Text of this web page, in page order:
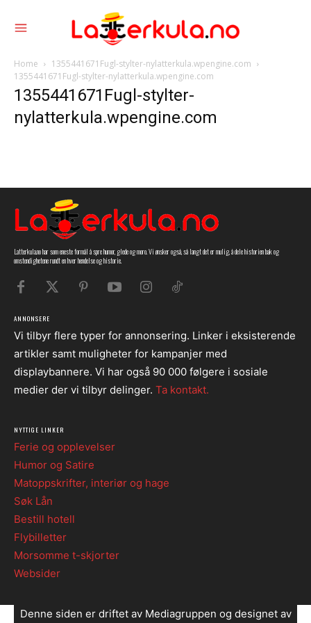
Home
1355441671Fugl-stylter-nylatterkula.wpengine.com
1355441671Fugl-stylter-nylatterkula.wpengine.com
1355441671Fugl-stylter-
nylatterkula.wpengine.com
Latterkula.no har som eneste formål å spre humor, glede og moro. Vi ønsker også, så langt det er mulig, å dele historien bak og
omstendighetene rundt en hver hendelse og historie.
ANNONSERE
Vi tilbyr flere typer for annonsering. Linker i eksisterende
artikler samt muligheter for kampanjer med
displaybannere. Vi har også 90 000 følgere i sosiale
medier der vi tilbyr delinger. Ta kontakt.
NYTTIGE LINKER
Ferie og opplevelser
Humor og Satire
Matoppskrifter, interiør og hage
Søk Lån
Bestill hotell
Flybilletter
Morsomme t-skjorter
Websider
Denne siden er driftet av Mediagruppen og designet av